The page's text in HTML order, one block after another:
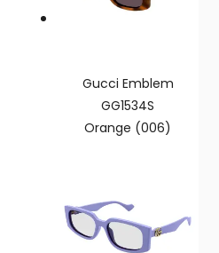
Gucci Emblem
GG1534S
Orange (006)